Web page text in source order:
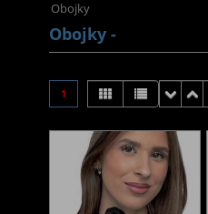
Obojky
Obojky -
1